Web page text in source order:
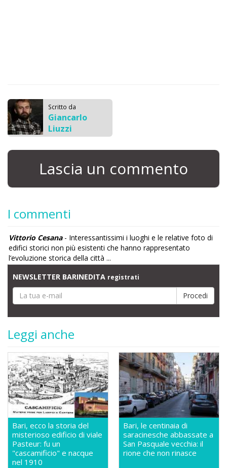
Scritto da
Giancarlo
Liuzzi
Lascia un commento
I commenti
Vittorio Cesana- Interessantissimi i luoghi e le relative foto di
edifici storici non più esistenti che hanno rappresentato
l’evoluzione storica della città ...
NEWSLETTER BARINEDITA registrati
Leggi anche
Bari, ecco la storia del
misterioso edificio di viale
Pasteur: fu un
"cascamificio" e nacque
nel 1910
Bari, le centinaia di
saracinesche abbassate a
San Pasquale vecchia: il
rione che non rinasce